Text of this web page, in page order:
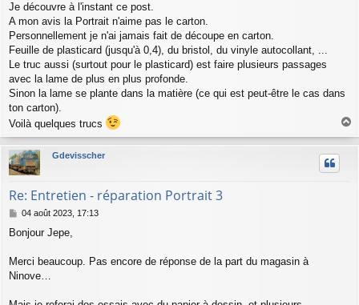
s
s
a
g
Je découvre à l'instant ce post.
A mon avis la Portrait n'aime pas le carton.
Personnellement je n'ai jamais fait de découpe en carton.
Feuille de plasticard (jusqu'à 0,4), du bristol, du vinyle autocollant, ...
Le truc aussi (surtout pour le plasticard) est faire plusieurs passages
avec la lame de plus en plus profonde.
Sinon la lame se plante dans la matière (ce qui est peut-être le cas dans
ton carton).
Voilà quelques trucs
a
u
Gdevisscher
Re: Entretien - réparation Portrait 3
M
s
a
g
04 août 2023, 17:13
Bonjour Jepe,
Merci beaucoup. Pas encore de réponse de la part du magasin à
Ninove…